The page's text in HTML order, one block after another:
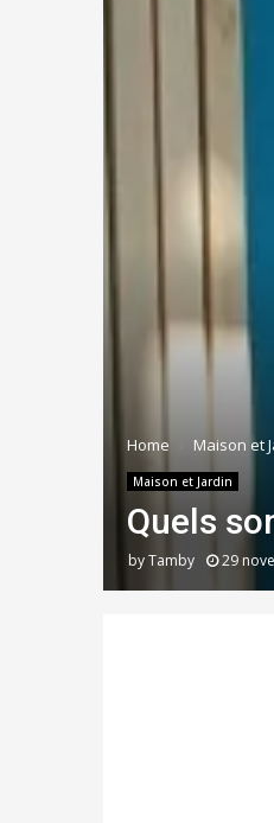
Home Maison et
Maison et Jardin
Quels
byTamby 29